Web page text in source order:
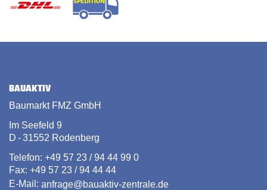
BAUAKTIV
Baumarkt FMZ GmbH
Im Seefeld 9
D - 31552 Rodenberg
Telefon: +49 57 23 / 94 44 99 0
Fax: +49 57 23 / 94 44 44
E-Mail: anfrage@bauaktiv-zentrale.de